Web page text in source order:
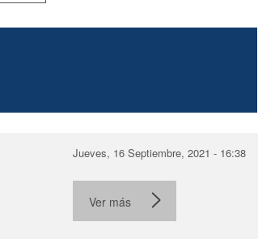
Jueves, 16 Septiembre, 2021 - 16:38
Ver más